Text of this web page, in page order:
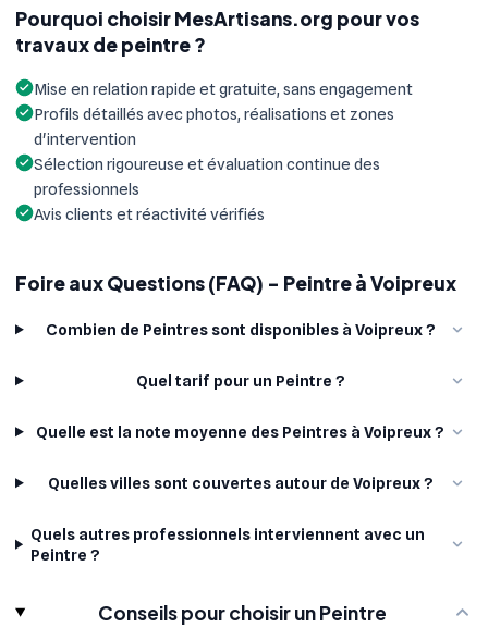
Pourquoi choisir MesArtisans.org pour vos
travaux de peintre ?
Mise en relation rapide et gratuite, sans engagement
Profils détaillés avec photos, réalisations et zones
d'intervention
Sélection rigoureuse et évaluation continue des
professionnels
Avis clients et réactivité vérifiés
Foire aux Questions (FAQ) - Peintre à Voipreux
Combien de Peintres sont disponibles à Voipreux ?
Quel tarif pour un Peintre ?
Quelle est la note moyenne des Peintres à Voipreux ?
Quelles villes sont couvertes autour de Voipreux ?
Quels autres professionnels interviennent avec un
Peintre ?
Conseils pour choisir un Peintre